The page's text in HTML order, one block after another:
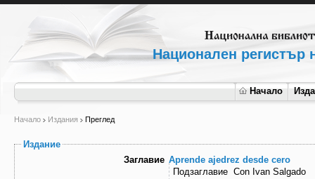
Национален регистър
Начало
Начало Издания Преглед
Издание
Заглавие Aprende ajedrez desde cero
Подзаглавие Con Ivan Salgado